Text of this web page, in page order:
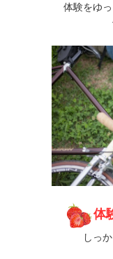
体験をゆ
体
しっ